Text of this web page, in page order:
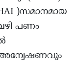
)സമാനമായ
പണം
അന്വേഷണവും